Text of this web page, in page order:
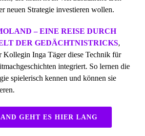
neuen Strategie investieren wollen.
– EINE REISE DURCH
DER GEDÄCHTNISTRICKS,
Kollegin Inga Täger diese Technik für
integriert. So lernen die
spielerisch kennen und können sie
GEHT ES HIER LANG